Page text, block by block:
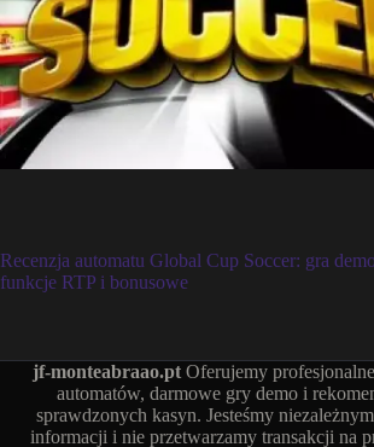
Recenzja automatu Global Cup Soccer: gra
funkcje RTP i bonusowe
jf-monteabraao.pt Oferujemy
automatów, darmowe gry demo i
sprawdzonych kasyn. Jesteśmy
informacji i nie przetwarzamy transakcji na